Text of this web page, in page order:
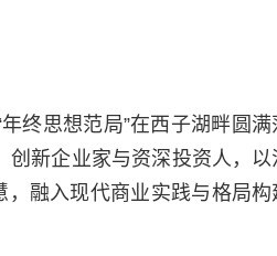
终思想范局”在西子湖畔圆满
创新企业家与资深投资人，以
，融入现代商业实践与格局构